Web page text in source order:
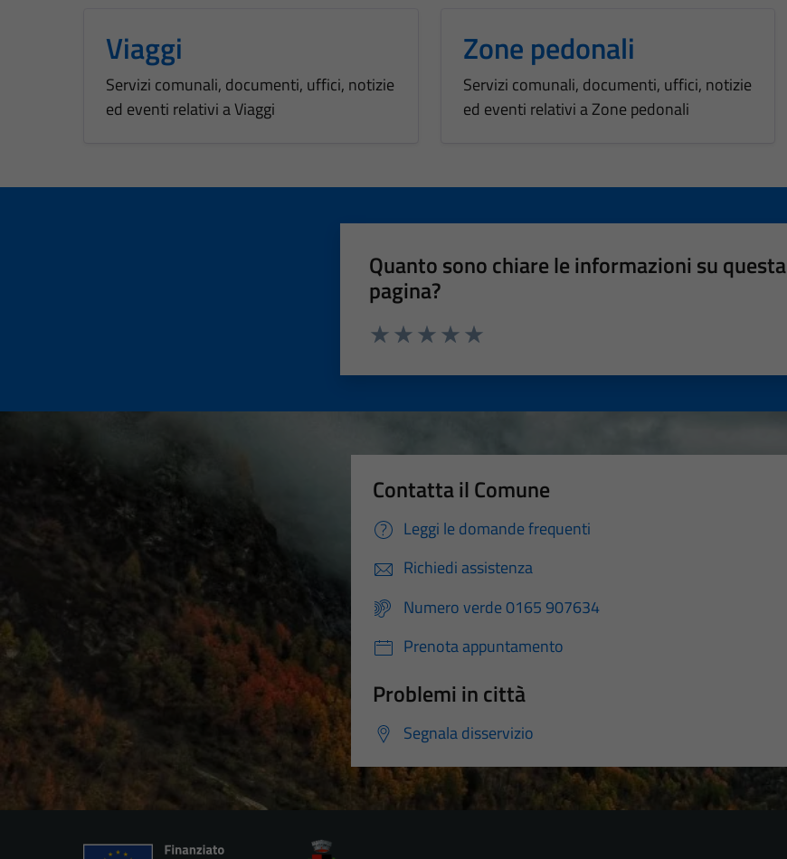
Viaggi
Servizi comunali, documenti, uffici, notizie
ed eventi relativi a Viaggi
Zone pedonali
Servizi comunali, documenti, uffici, notizie
ed eventi relativi a Zone pedonali
Quanto sono chiare le informazioni su questa
pagina?
Contatta il Comune
Leggi le domande frequenti
Richiedi assistenza
Numero verde 0165 907634
Prenota appuntamento
Problemi in città
Segnala disservizio